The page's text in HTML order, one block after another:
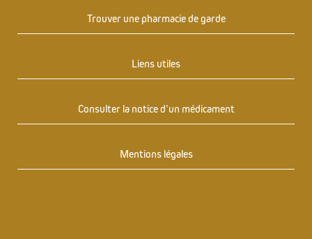
Trouver une pharmacie de garde
Liens utiles
Consulter la notice d’un médicament
Mentions légales